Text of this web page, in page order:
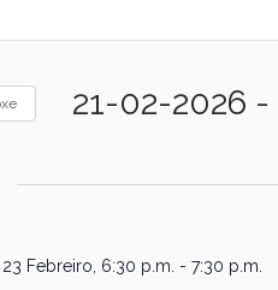
21-02-2026 -
23 Febreiro, 6:30 p.m. - 7:30 p.m.